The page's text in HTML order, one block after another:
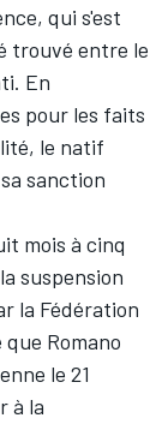
qui s'est
trouvé entre le
En
pour les faits
le natif
sanction
mois à cinq
suspension
la Fédération
Romano
le 21
à la